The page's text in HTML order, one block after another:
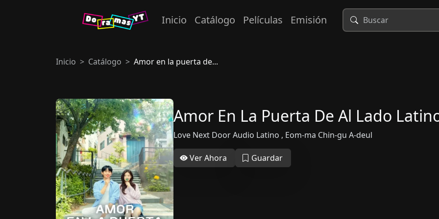
Inicio Catálogo Películas Emisión
Inicio Catálogo Amor en la puerta de...
Amor En La Puerta De Al Lado
Love Next Door Audio Latino , Eom-ma Chin-gu A-deul
Ver Ahora Guardar